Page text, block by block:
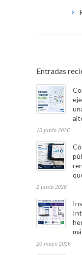
Entradas
10 junio 2026
2 junio 2026
20 mayo 2026